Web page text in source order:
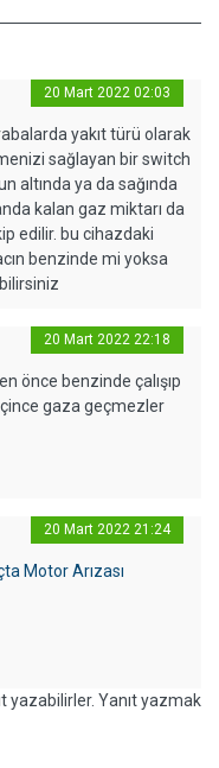
20 Mart 2022 02:03
yakıt türü olarak
sağlayan bir switch
altında ya da sağında
kalan gaz miktarı da
edilir. bu cihazdaki
benzinde mi yoksa
20 Mart 2022 22:18
önce benzinde çalışıp
gaza geçmezler
20 Mart 2022 21:24
Motor Arızası
yazabilirler. Yanıt yazmak